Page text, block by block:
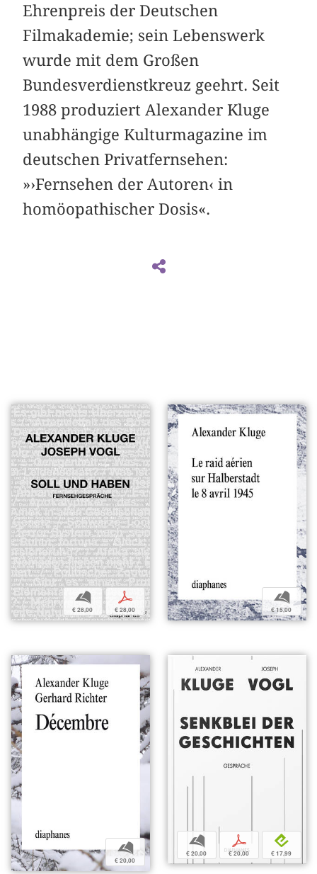
Ehrenpreis der Deutschen
Filmakademie; sein Lebenswerk
wurde mit dem Großen
Bundesverdienstkreuz geehrt. Seit
1988 produziert Alexander Kluge
unabhängige Kulturmagazine im
deutschen Privatfernsehen:
»›Fernsehen der Autoren‹ in
homöopathischer Dosis«.
b
€ 28,00
p
€ 28,00
b
€ 15,00
b
€ 20,00
b
€ 20,00
p
€ 20,00
e
€ 17,99